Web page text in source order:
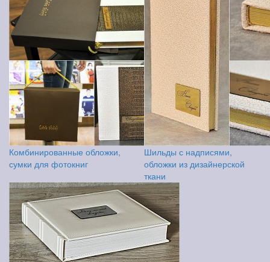
Комбинированные обложки,
сумки для фотокниг
Шильды с надписями,
обложки из дизайнерской
ткани